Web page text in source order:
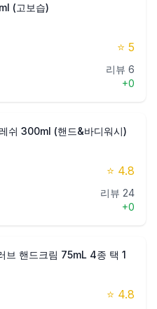
(고보습)
⭐ 5
리뷰 6
+0
쉬 300ml (핸드&바디워시)
⭐ 4.8
리뷰 24
+0
브 핸드크림 75mL 4종 택 1
⭐ 4.8